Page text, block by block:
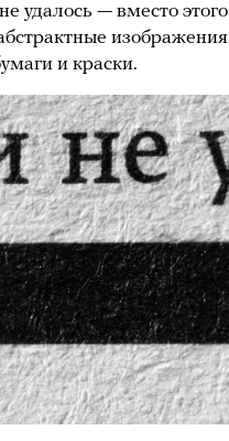
удалось — вместо этого
изображения
и краски.